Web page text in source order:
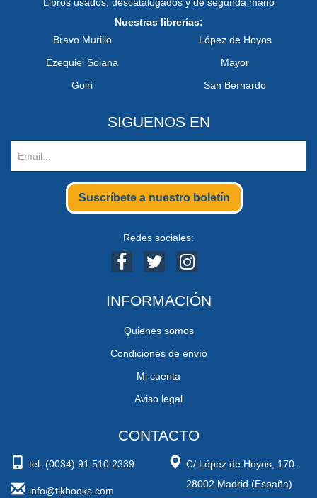
Nuestras librerías:
Bravo Murillo
Ezequiel Solana
Goiri
López de Hoyos
Mayor
San Bernardo
SIGUENOS EN
Suscríbete a nuestro boletín
Redes sociales:
INFORMACIÓN
Quienes somos
Condiciones de envío
Mi cuenta
Aviso legal
CONTACTO
tel. (0034) 91 510 2339
info@tikbooks.com
C/ López de Hoyos, 170.
28002 Madrid (España)